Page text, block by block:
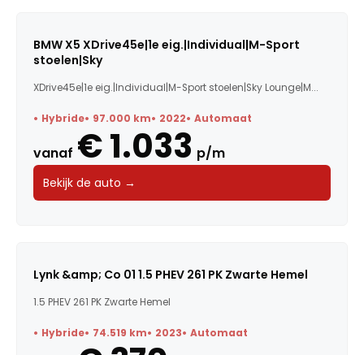
BMW X5 XDrive45e|1e eig.|Individual|M-Sport
stoelen|Sky
XDrive45e|1e eig.|Individual|M-Sport stoelen|Sky Lounge|M...
Hybride 97.000 km 2022 Automaat
vanaf € 1.033 p/m
Bekijk de auto →
Lynk &amp; Co 01 1.5 PHEV 261 PK Zwarte Hemel
1.5 PHEV 261 PK Zwarte Hemel
Hybride 74.519 km 2023 Automaat